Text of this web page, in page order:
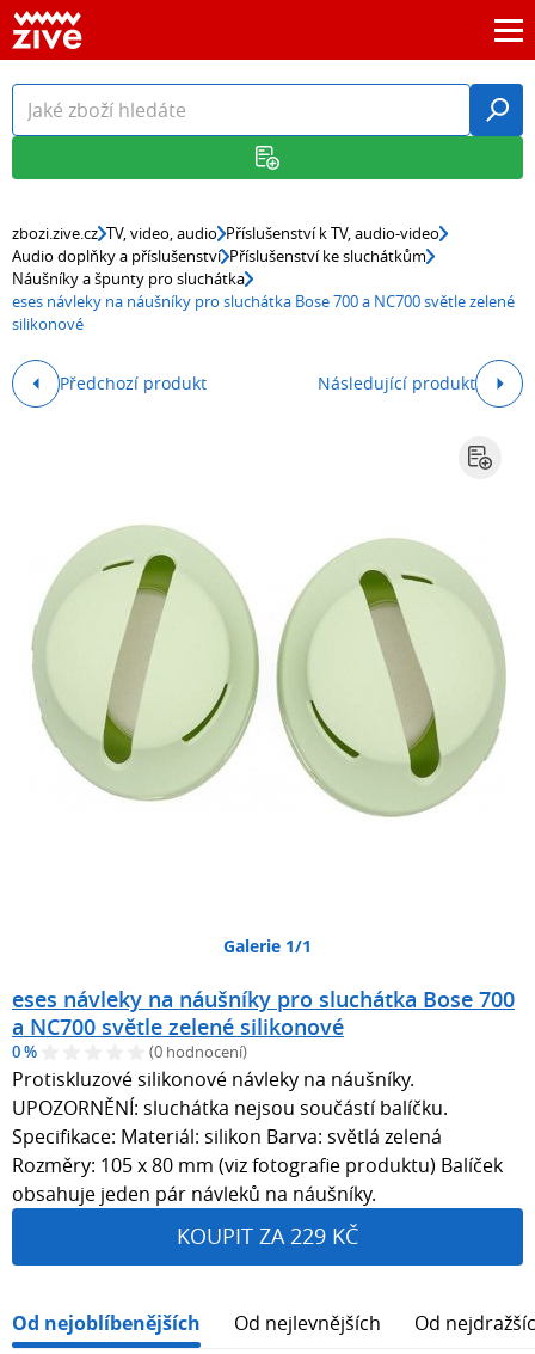
zbozi.zive.cz TV, video, audio Příslušenství k TV, audio-video
Audio doplňky a příslušenství Příslušenství ke sluchátkům
Náušníky a špunty pro sluchátka
eses návleky na náušníky pro sluchátka Bose 700 a NC700 světle zelené
silikonové
Předchozí produkt Následující produkt
Galerie 1/1
eses návleky na náušníky pro sluchátka Bose 700
a NC700 světle zelené silikonové
0 % (0 hodnocení)
Protiskluzové silikonové návleky na náušníky.
UPOZORNĚNÍ: sluchátka nejsou součástí balíčku.
Specifikace: Materiál: silikon Barva: světlá zelená
Rozměry: 105 x 80 mm (viz fotografie produktu) Balíček
obsahuje jeden pár návleků na náušníky.
KOUPIT ZA 229 KČ
Od nejoblíbenějších Od nejlevnějších Od